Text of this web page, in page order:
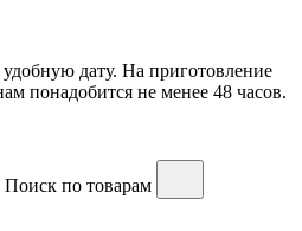
дату. На приготовление
понадобится не менее 48 часов.
Поиск по товарам